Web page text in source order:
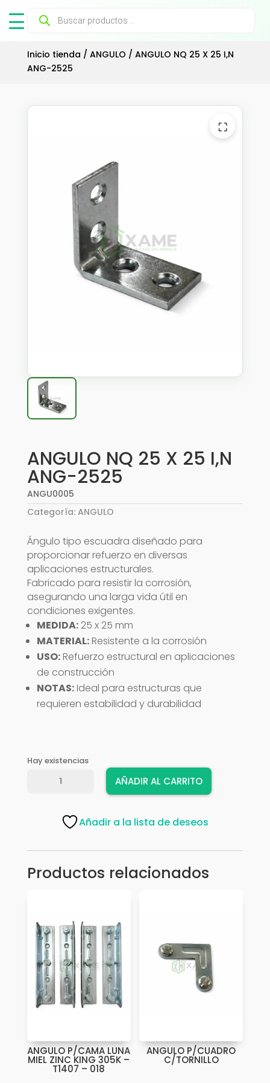
Búsqueda
productos
Inicio tienda / ANGULO / ANGULO NQ 25 X 25 I,N
ANG-2525
⛶
ANGULO NQ 25 X 25 I,N
ANG-2525
ANGU0005
Categoría: ANGULO
Ángulo tipo escuadra diseñado para
proporcionar refuerzo en diversas
aplicaciones estructurales.
Fabricado para resistir la corrosión,
asegurando una larga vida útil en
condiciones exigentes.
MEDIDA:25 x 25 mm
MATERIAL:Resistente a la corrosión
USO:Refuerzo estructural en aplicaciones
de construcción
NOTAS:Ideal para estructuras que
requieren estabilidad y durabilidad
Hay existencias
ANGULO
2525
AÑADIR AL CARRITO
Añadir a la lista de deseos
Productos relacionados
ANGULO P/CAMA LUNA
MIEL ZINC KING 305K –
T1407 – 018
ANGULO P/CUADRO
C/TORNILLO